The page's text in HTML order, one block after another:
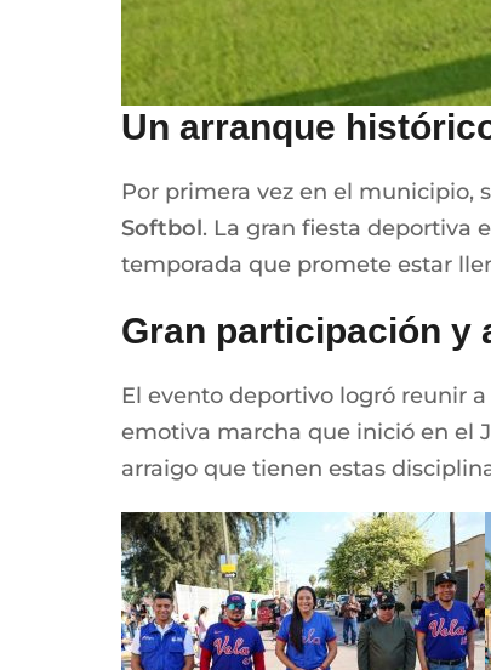
Un arranque
Por primera vez en el municipio,
Softbol. La gran fiesta deportiva
temporada que promete estar
Gran participación y
El evento deportivo logró reunir a
emotiva marcha que inició en el
arraigo que tienen estas